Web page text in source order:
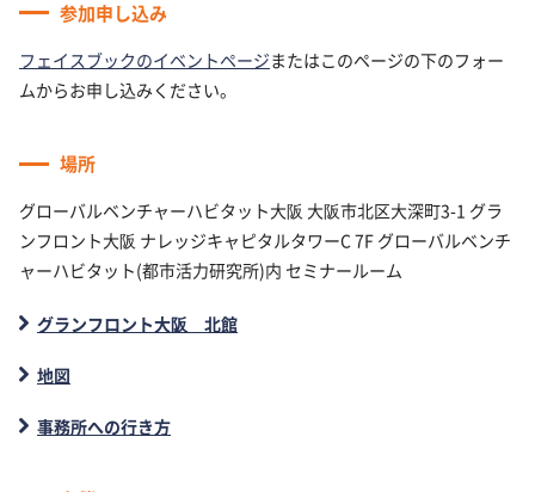
参加申し込み
フェイスブックのイベントページまたはこのページの下のフォー
ムからお申し込みください。
場所
グローバルベンチャーハビタット大阪 大阪市北区大深町3-1 グラ
ンフロント大阪 ナレッジキャピタルタワーC 7F グローバルベンチ
ャーハビタット(都市活力研究所)内 セミナールーム
グランフロント大阪 北館
地図
事務所への行き方